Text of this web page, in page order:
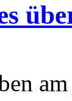
am